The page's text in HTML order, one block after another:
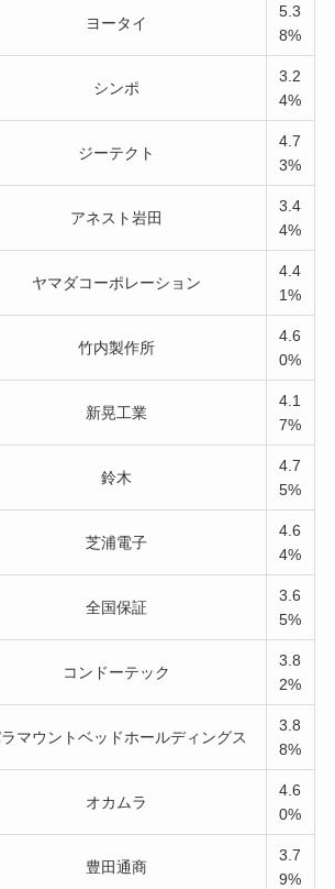
ヨータイ
5.3
8%
シンポ
3.2
4%
ジーテクト
4.7
3%
アネスト岩田
3.4
4%
ヤマダコーポレーション
4.4
1%
竹内製作所
4.6
0%
新晃工業
4.1
7%
鈴木
4.7
5%
芝浦電子
4.6
4%
全国保証
3.6
5%
コンドーテック
3.8
2%
マウントベッドホールディングス
3.8
8%
オカムラ
4.6
0%
豊田通商
3.7
9%